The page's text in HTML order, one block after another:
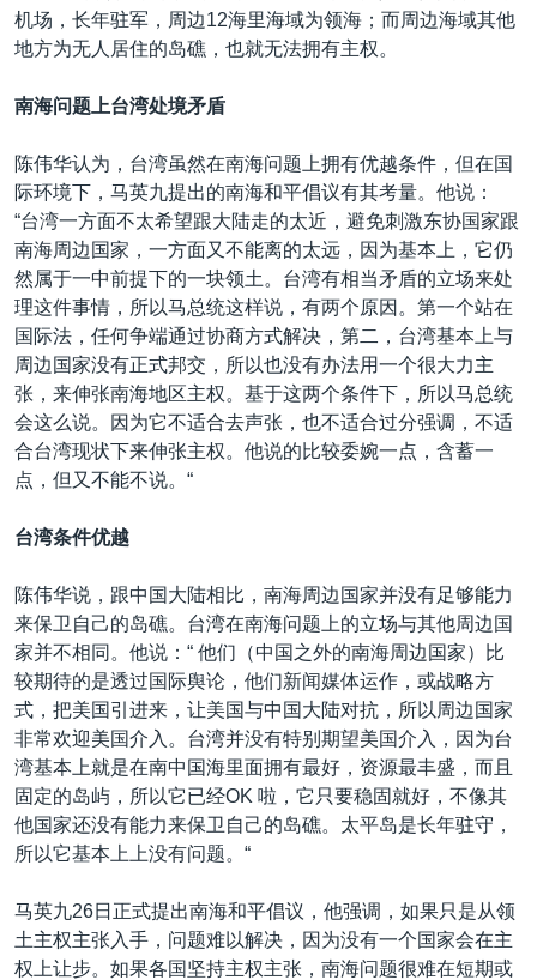
机场，长年驻军，周边12海里海域为领海；而周边海域其他
地方为无人居住的岛礁，也就无法拥有主权。
南海问题上台湾处境矛盾
陈伟华认为，台湾虽然在南海问题上拥有优越条件，但在国
际环境下，马英九提出的南海和平倡议有其考量。他说：
“台湾一方面不太希望跟大陆走的太近，避免刺激东协国家跟
南海周边国家，一方面又不能离的太远，因为基本上，它仍
然属于一中前提下的一块领土。台湾有相当矛盾的立场来处
理这件事情，所以马总统这样说，有两个原因。第一个站在
国际法，任何争端通过协商方式解决，第二，台湾基本上与
周边国家没有正式邦交，所以也没有办法用一个很大力主
张，来伸张南海地区主权。基于这两个条件下，所以马总统
会这么说。因为它不适合去声张，也不适合过分强调，不适
合台湾现状下来伸张主权。他说的比较委婉一点，含蓄一
点，但又不能不说。“
台湾条件优越
陈伟华说，跟中国大陆相比，南海周边国家并没有足够能力
来保卫自己的岛礁。台湾在南海问题上的立场与其他周边国
家并不相同。他说：“ 他们（中国之外的南海周边国家）比
较期待的是透过国际舆论，他们新闻媒体运作，或战略方
式，把美国引进来，让美国与中国大陆对抗，所以周边国家
非常欢迎美国介入。台湾并没有特别期望美国介入，因为台
湾基本上就是在南中国海里面拥有最好，资源最丰盛，而且
固定的岛屿，所以它已经OK 啦，它只要稳固就好，不像其
他国家还没有能力来保卫自己的岛礁。太平岛是长年驻守，
所以它基本上上没有问题。“
马英九26日正式提出南海和平倡议，他强调，如果只是从领
土主权主张入手，问题难以解决，因为没有一个国家会在主
权上让步。如果各国坚持主权主张，南海问题很难在短期或